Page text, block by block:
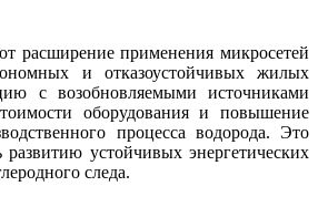
расширение применения микросетей
и отказоустойчивых жилых
с возобновляемыми источниками
оборудования и повышение
процесса водорода. Это
развитию устойчивых энергетических
следа.